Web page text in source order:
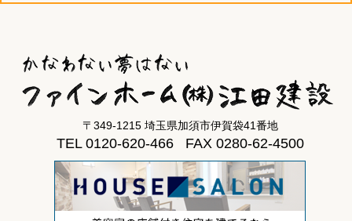
〒349-1215 埼玉県加須市伊賀袋41番地
TEL 0120-620-466 FAX 0280-62-4500